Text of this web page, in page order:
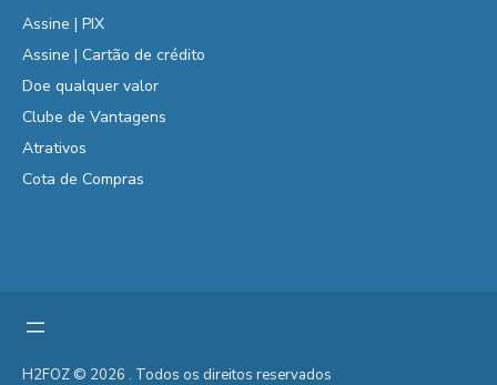
Assine | PIX
Assine | Cartão de crédito
Doe qualquer valor
Clube de Vantagens
Atrativos
Cota de Compras
H2FOZ © 2026 . Todos os direitos reservados